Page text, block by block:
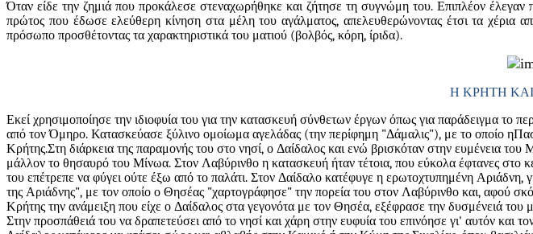
Όταν είδε την ζημιά που προκάλεσε στεναχωρήθηκε και ζήτησε τη συγνώμη του. Επιπλέον
πρώτος που έδωσε ελεύθερη κίνηση στα μέλη του αγάλματος, απελευθερώνοντας έτσι τα χέρια
πρόσωπο προσθέτοντας τα χαρακτηριστικά του ματιού (βολβός, κόρη, ίριδα).
Η ΚΡΗΤΗ
Εκεί χρησιμοποίησε την ιδιοφυία του για την κατασκευή σύνθετων έργων όπως για παράδειγμα το
από τον Όμηρο. Κατασκεύασε ξύλινο ομοίωμα αγελάδας (την περίφημη "Δάμαλις"), με το οποίο η
Κρήτης.Στη διάρκεια της παραμονής του στο νησί, ο Δαίδαλος και ενώ βρισκόταν στην ευμένεια
μάλλον το θησαυρό του Μίνωα. Στον Λαβύρινθο η κατασκευή ήταν τέτοια, που εύκολα έφτανες
του επέτρεπε να φύγει ούτε έξω από το παλάτι. Στον Δαίδαλο κατέφυγε η ερωτοχτυπημένη
της Αριάδνης", με τον οποίο ο Θησέας "χαρτογράφησε" την πορεία του στον Λαβύρινθο και, αφού
Κρήτης την ανάμειξη που είχε ο Δαίδαλος στα γεγονότα με τον Θησέα, εξέφρασε την δυσμένειά
Στην προσπάθειά του να δραπετεύσει από το νησί και χάρη στην ευφυία του επινόησε γι' αυτόν